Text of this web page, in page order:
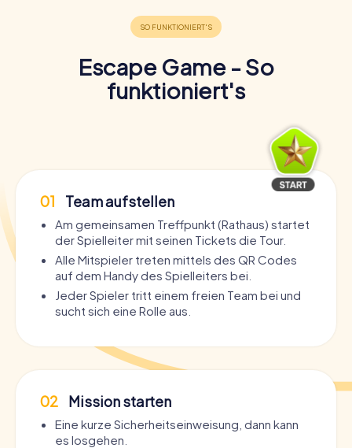
Escape Game - So
funktioniert's
01 Team aufstellen
Am gemeinsamen Treffpunkt (Rathaus) startet
der Spielleiter mit seinen Tickets die Tour.
Alle Mitspieler treten mittels des QR Codes
auf dem Handy des Spielleiters bei.
Jeder Spieler tritt einem freien Team bei und
sucht sich eine Rolle aus.
02 Mission starten
Eine kurze Sicherheitseinweisung, dann kann
es losgehen.